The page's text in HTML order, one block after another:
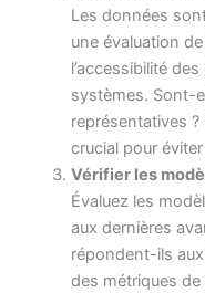
Les données
une évaluation
l’accessibilité
systèmes. Sont-
représentatives ?
crucial pour
Vérifier les
Évaluez les
aux dernières
répondent-ils
des métriques